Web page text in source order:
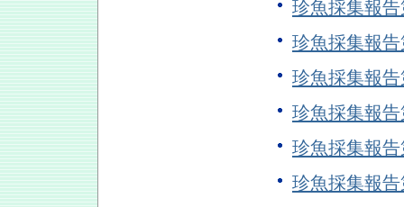
珍魚採集報
珍魚採集報
珍魚採集報
珍魚採集報
珍魚採集報
珍魚採集報